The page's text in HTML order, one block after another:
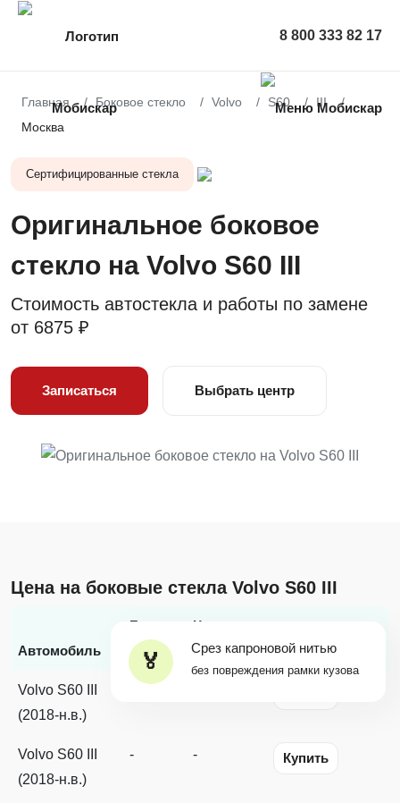
8 800 333 82 17
Главная Боковое стекло Volvo S60
III
Москва
Сертифицированные стекла
Оригинальное боковое
стекло на Volvo S60 III
Стоимость автостекла и работы по замене
от 6875 ₽
Записаться Выбрать центр
Срез капроновой нитью
без повреждения рамки кузова
Цена на боковые стекла Volvo S60 III
Автомобиль
Бренд
стекла
Цена с
заменой* Наличие
Volvo S60 III
(2018-н.в.)
Volvo S60 III
(2018-н.в.)
- - Купить